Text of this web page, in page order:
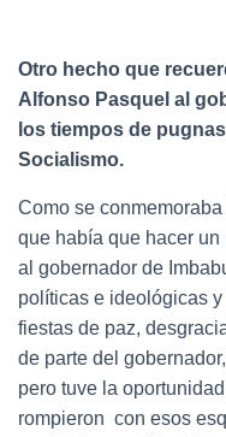
Otro hecho que
Alfonso Pasquel al
los tiempos de
Socialismo.
Como se
que había que hacer
al gobernador de
políticas e ideológicas
fiestas de paz,
de parte del
pero tuve la
rompieron con esos